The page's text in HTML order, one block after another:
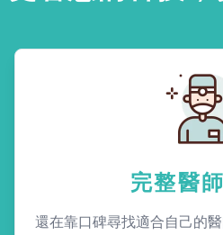
完整醫
還在靠口碑尋找適合自己的